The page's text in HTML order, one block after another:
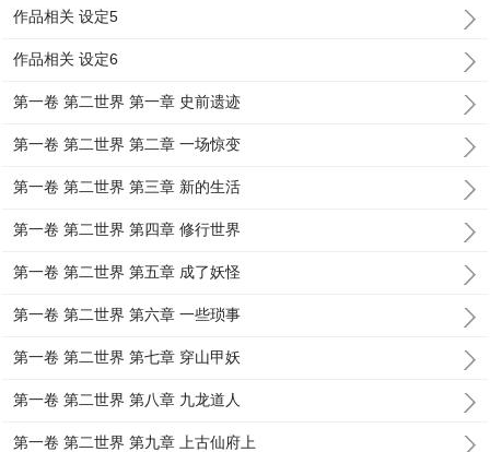
作品相关 设定5
作品相关 设定6
第一卷 第二世界 第一章 史前遗迹
第一卷 第二世界 第二章 一场惊变
第一卷 第二世界 第三章 新的生活
第一卷 第二世界 第四章 修行世界
第一卷 第二世界 第五章 成了妖怪
第一卷 第二世界 第六章 一些琐事
第一卷 第二世界 第七章 穿山甲妖
第一卷 第二世界 第八章 九龙道人
第一卷 第二世界 第九章 上古仙府上